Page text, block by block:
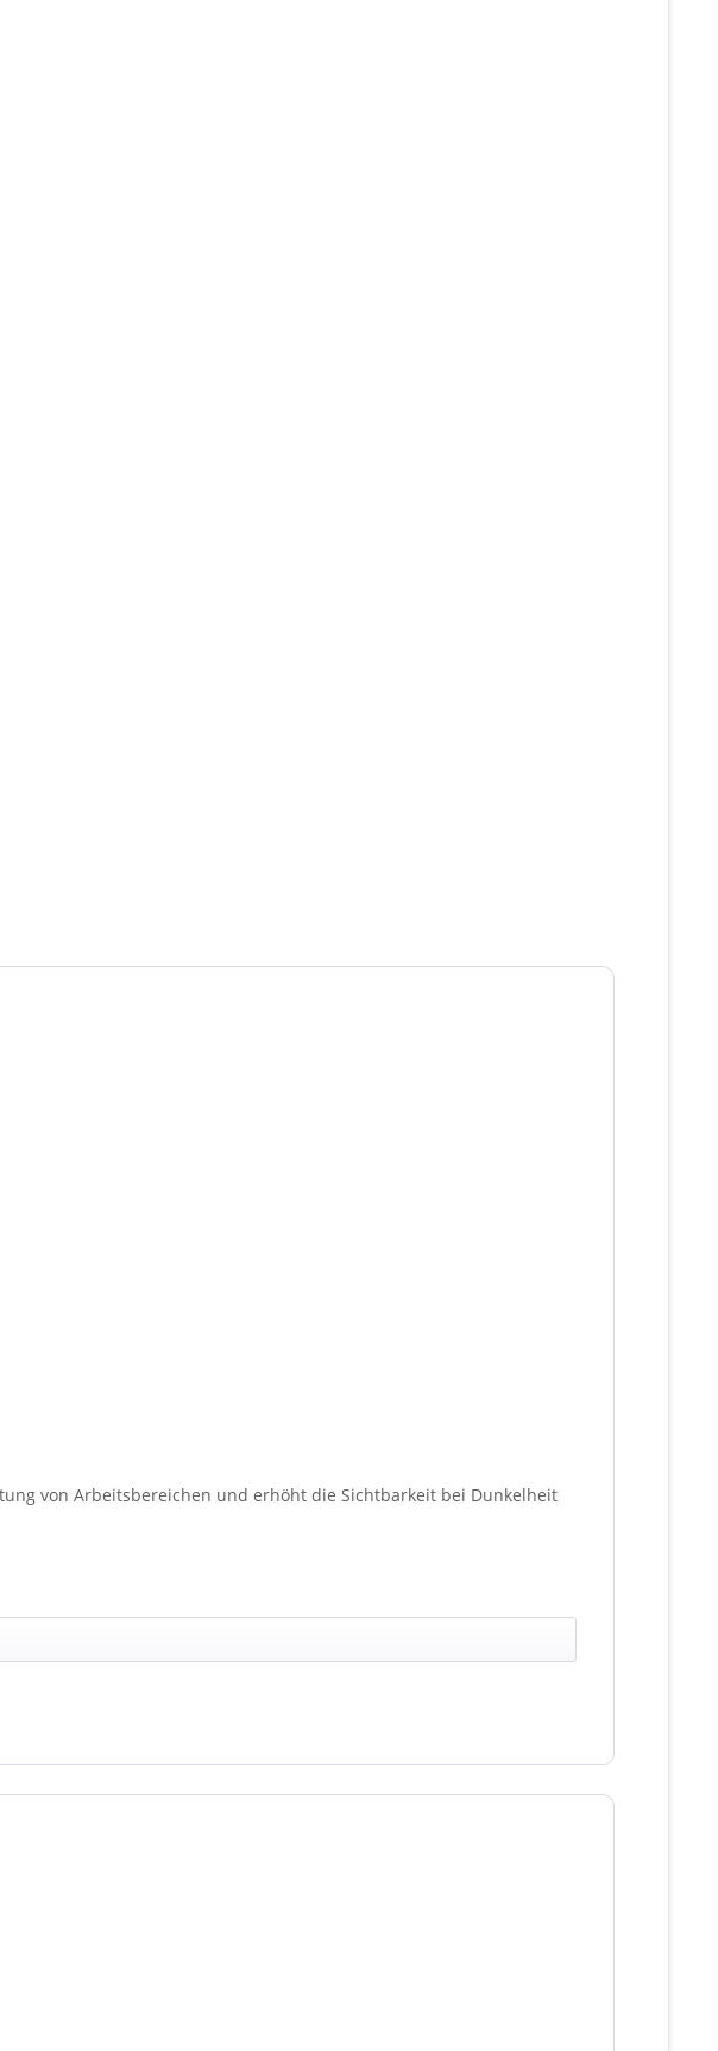
von Arbeitsbereichen und erhöht die Sichtbarkeit bei Dunkelheit